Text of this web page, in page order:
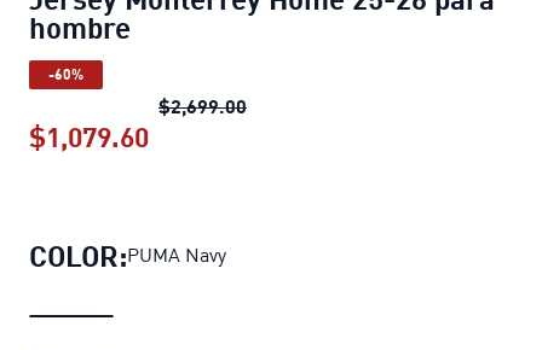
hombre
-60%
$2,699.00Jersey Monterrey Home 25-26
$1,079.60
COLOR:PUMA Navy